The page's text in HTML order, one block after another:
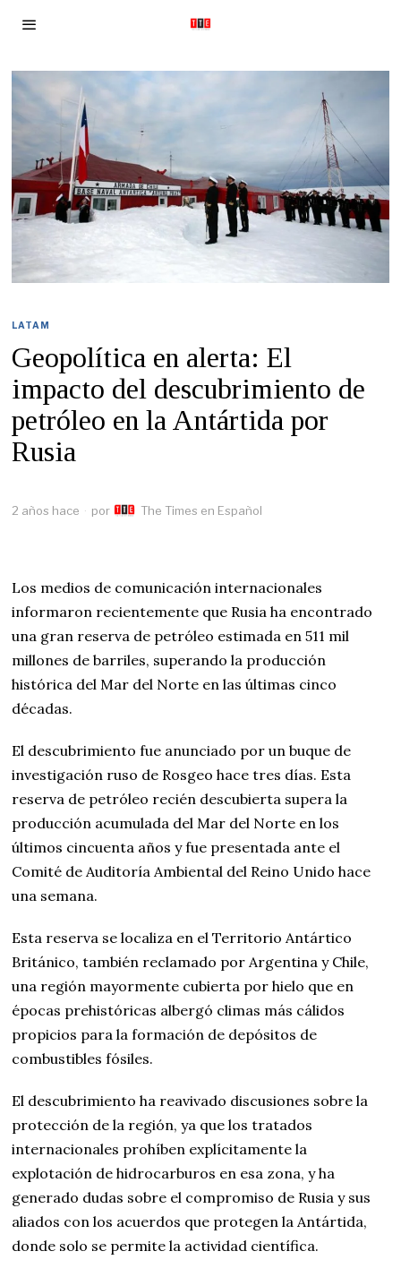
LATAM
Geopolítica en alerta: El
impacto del descubrimiento de
petróleo en la Antártida por
Rusia
2 años hace por The Times en Español
Los medios de comunicación internacionales
informaron recientemente que Rusia ha encontrado
una gran reserva de petróleo estimada en 511 mil
millones de barriles, superando la producción
histórica del Mar del Norte en las últimas cinco
décadas.
El descubrimiento fue anunciado por un buque de
investigación ruso de Rosgeo hace tres días. Esta
reserva de petróleo recién descubierta supera la
producción acumulada del Mar del Norte en los
últimos cincuenta años y fue presentada ante el
Comité de Auditoría Ambiental del Reino Unido hace
una semana.
Esta reserva se localiza en el Territorio Antártico
Británico, también reclamado por Argentina y Chile,
una región mayormente cubierta por hielo que en
épocas prehistóricas albergó climas más cálidos
propicios para la formación de depósitos de
combustibles fósiles.
El descubrimiento ha reavivado discusiones sobre la
protección de la región, ya que los tratados
internacionales prohíben explícitamente la
explotación de hidrocarburos en esa zona, y ha
generado dudas sobre el compromiso de Rusia y sus
aliados con los acuerdos que protegen la Antártida,
donde solo se permite la actividad científica.